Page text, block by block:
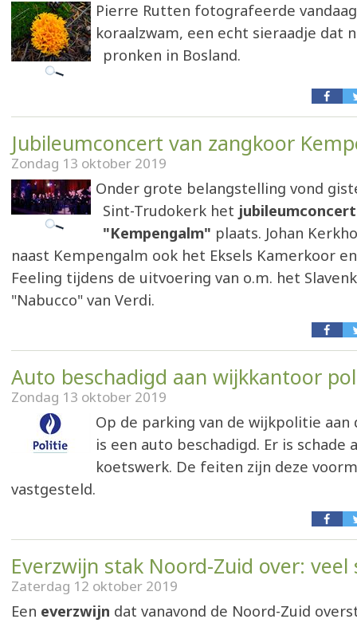
Pierre Rutten fotografeerde
koraalzwam, een echt sieraadje dat
pronken in Bosland.
Jubileumconcert van zangkoor
Zondag 13 oktober 2019
Onder grote belangstelling vond
Sint-Trudokerk het
"Kempengalm" plaats. Johan
naast Kempengalm ook het Eksels Kamerkoor
Feeling tijdens de uitvoering van o.m. het
"Nabucco" van Verdi.
Auto beschadigd aan wijkkantoor
Zondag 13 oktober 2019
Op de parking van de wijkpolitie aan
is een auto beschadigd. Er is schade
koetswerk. De feiten zijn deze
vastgesteld.
Everzwijn stak Noord-Zuid over: veel
Zaterdag 12 oktober 2019
Een everzwijn dat vanavond de Noord-Zuid